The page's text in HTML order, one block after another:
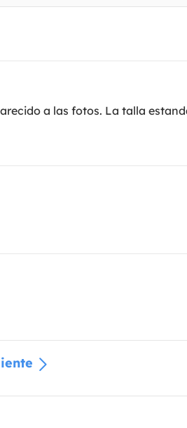
a las fotos. La talla